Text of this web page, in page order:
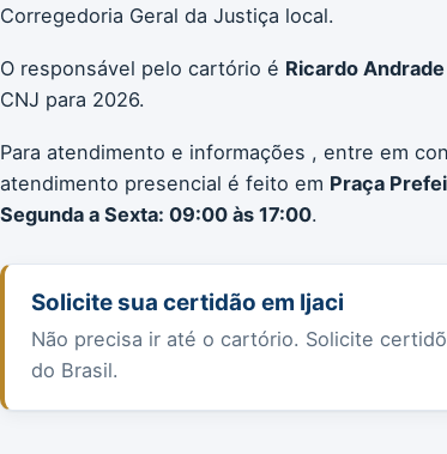
Corregedoria Geral da Justiça local.
O responsável pelo cartório é Ricardo
CNJ para 2026.
Para atendimento e informações , entre em
atendimento presencial é feito em Praça
Segunda a Sexta: 09:00 às 17:00.
Solicite sua certidão em Ijaci
Não precisa ir até o cartório. Solicite
do Brasil.